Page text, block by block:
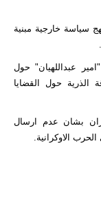
سياسة خارجية مبنية
عبداللهيان" حول
الذرية حول القضايا
بشان عدم ارسال
الاوكرانية.